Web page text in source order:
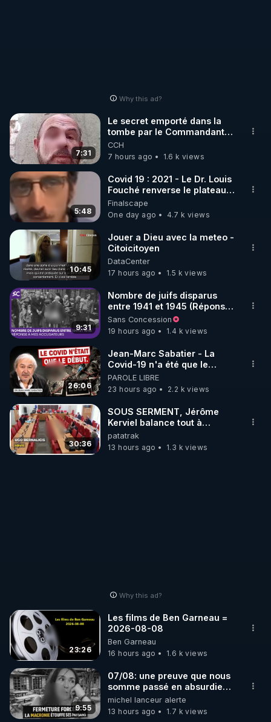
Why this ad?
7:31
Le secret emporté dans la
tombe par le Commandant
Cousteau le 25 juin 1997
CCH
7 hours ago
1.6 k views
5:48
Covid 19 : 2021 - Le Dr. Louis
Fouché renverse le plateau
de CNews !
Finalscape
One day ago
4.7 k views
10:45
Jouer a Dieu avec la meteo -
Citoicitoyen
DataCenter
17 hours ago
1.5 k views
9:31
Nombre de juifs disparus
entre 1941 et 1945 (Réponse
à mes accusateurs)
Sans Concession
19 hours ago
1.4 k views
26:06
Jean-Marc Sabatier - La
Covid-19 n'a été que le
début - L'ARNm & l'ARNm-aa
jusqu où auront-t-il ?
PAROLE LIBRE
23 hours ago
2.2 k views
30:36
SOUS SERMENT, Jérôme
Kerviel balance tout à
l'Assemblée !
patatrak
13 hours ago
1.3 k views
Why this ad?
23:26
Les films de Ben Garneau =
2026-08-08
Ben Garneau
16 hours ago
1.6 k views
9:55
07/08: une preuve que nous
somme passé en absurdie
une dictature qui veut faire
taire ses opposant !
michel lanceur alerte
13 hours ago
1.7 k views